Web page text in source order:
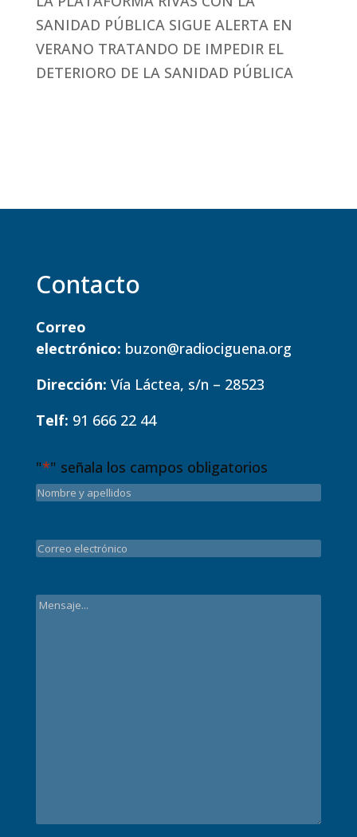
SANIDAD PÚBLICA SIGUE ALERTA EN
VERANO TRATANDO DE IMPEDIR EL
DETERIORO DE LA SANIDAD PÚBLICA
Contacto
Correo
electrónico: buzon@radiociguena.org
Dirección: Vía Láctea, s/n – 28523
Telf: 91 666 22 44
"*" señala los campos obligatorios